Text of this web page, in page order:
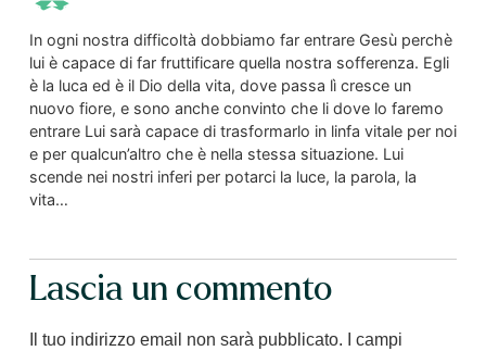
In ogni nostra difficoltà dobbiamo far entrare Gesù perchè
lui è capace di far fruttificare quella nostra sofferenza. Egli
è la luca ed è il Dio della vita, dove passa lì cresce un
nuovo fiore, e sono anche convinto che li dove lo faremo
entrare Lui sarà capace di trasformarlo in linfa vitale per noi
e per qualcun’altro che è nella stessa situazione. Lui
scende nei nostri inferi per potarci la luce, la parola, la
vita…
Lascia un commento
Il tuo indirizzo email non sarà pubblicato.
I campi